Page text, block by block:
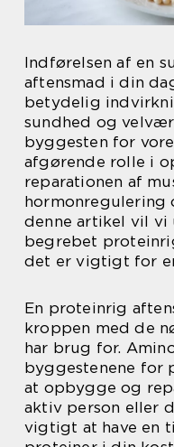
Indførelsen af en
aftensmad i din
betydelig
sundhed og
byggesten for
afgørende rolle i
reparationen af
hormonregulering
denne artikel vil
begrebet
det er vigtigt for
En proteinrig
kroppen med de
har brug for.
byggestenene for
at opbygge og
aktiv person eller
vigtigt at have en